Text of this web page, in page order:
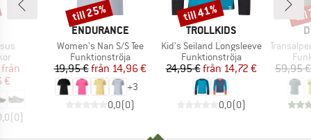
pris
från
€
(0)
VARUMÄRKE
ENDURANCE
Produkter
Women's Nan S/S Tee
Produktgrupp
Funktionströja
Pris
19,95 € Reducerat pris
från 14,96 €
+3
0,0(0)
Rabatt
till 25%
VARUMÄRKE
TROLLKIDS
Produkter
Kid's Seiland Longsleeve
Produktgrupp
Funktionströja
Pris
24,95 € Reducerat pris
från 14,72 €
0,0(0)
Rabatt
till 41%
Produkter
Transalper
59,95 €